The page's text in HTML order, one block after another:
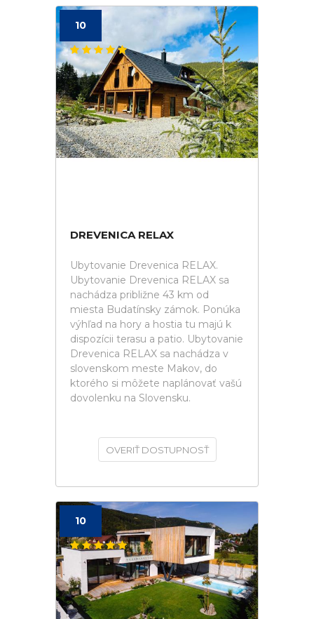
10
DREVENICA RELAX
Ubytovanie Drevenica RELAX.
Ubytovanie Drevenica RELAX sa
nachádza približne 43 km od
miesta Budatínsky zámok. Ponúka
výhľad na hory a hostia tu majú k
dispozícii terasu a patio. Ubytovanie
Drevenica RELAX sa nachádza v
slovenskom meste Makov, do
ktorého si môžete naplánovať vašú
dovolenku na Slovensku.
OVERIŤ DOSTUPNOSŤ
10